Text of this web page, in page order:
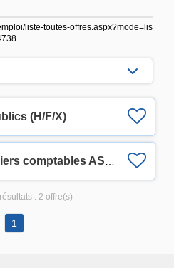
liste-toutes-offres.aspx?mode=lis
(H/F/X)
Gestionnaire de dossiers comptables ASBL (H/F/X)
: 2 offre(s)
1